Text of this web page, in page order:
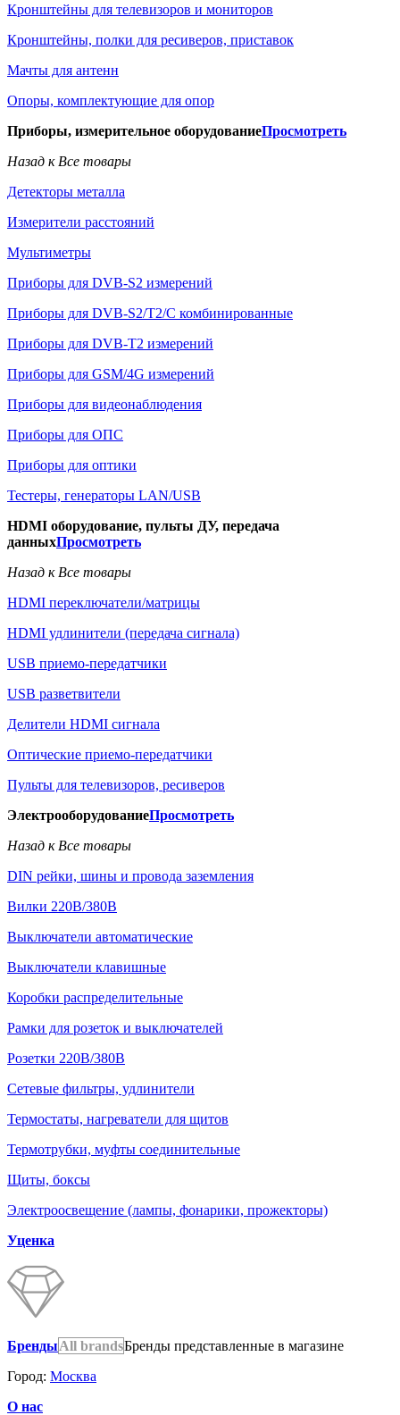
Кронштейны для телевизоров и мониторов
Кронштейны, полки для ресиверов, приставок
Мачты для антенн
Опоры, комплектующие для опор
Приборы, измерительное оборудованиеПросмотреть
Назад к Все товары
Детекторы металла
Измерители расстояний
Мультиметры
Приборы для DVB-S2 измерений
Приборы для DVB-S2/T2/C комбинированные
Приборы для DVB-T2 измерений
Приборы для GSM/4G измерений
Приборы для видеонаблюдения
Приборы для ОПС
Приборы для оптики
Тестеры, генераторы LAN/USB
HDMI оборудование, пульты ДУ, передача
данныхПросмотреть
Назад к Все товары
HDMI переключатели/матрицы
HDMI удлинители (передача сигнала)
USB приемо-передатчики
USB разветвители
Делители HDMI сигнала
Оптические приемо-передатчики
Пульты для телевизоров, ресиверов
ЭлектрооборудованиеПросмотреть
Назад к Все товары
DIN рейки, шины и провода заземления
Вилки 220В/380В
Выключатели автоматические
Выключатели клавишные
Коробки распределительные
Рамки для розеток и выключателей
Розетки 220В/380В
Сетевые фильтры, удлинители
Термостаты, нагреватели для щитов
Термотрубки, муфты соединительные
Щиты, боксы
Электроосвещение (лампы, фонарики, прожекторы)
Уценка
БрендыAll brandsБренды представленные в магазине
Город: Москва
О нас